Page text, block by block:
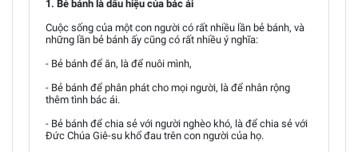
1. Bẻ bánh là dấu hiệu của bác ái
Cuộc sống của một con người có rất nhiều lần bẻ bánh, và
những lần bẻ bánh ấy cũng có rất nhiều ý nghĩa:
- Bẻ bánh để ăn, là để nuôi mình,
- Bẻ bánh để phân phát cho mọi người, là để nhân rộng
thêm tình bác ái.
- Bẻ bánh để chia sẻ với người nghèo khó, là để chia sẻ với
Đức Chúa Giê-su khổ đau trên con người của họ.